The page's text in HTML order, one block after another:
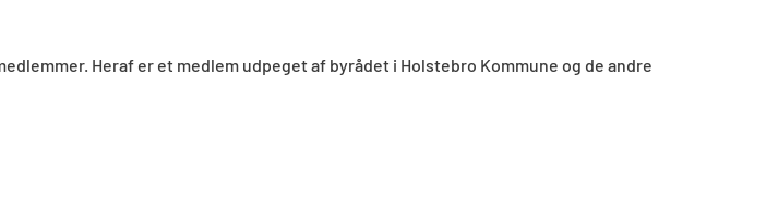
Heraf er et medlem udpeget af byrådet i Holstebro Kommune og de andre